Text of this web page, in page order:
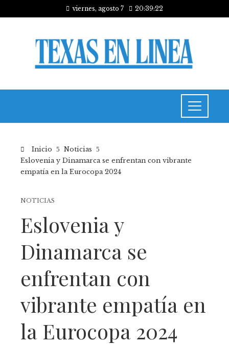
viernes, agosto 7 20:39:22
Inicio
Noticias
Eslovenia y Dinamarca se enfrentan con vibrante
empatía en la Eurocopa 2024
NOTICIAS
Eslovenia y
Dinamarca se
enfrentan con
vibrante empatía en
la Eurocopa 2024